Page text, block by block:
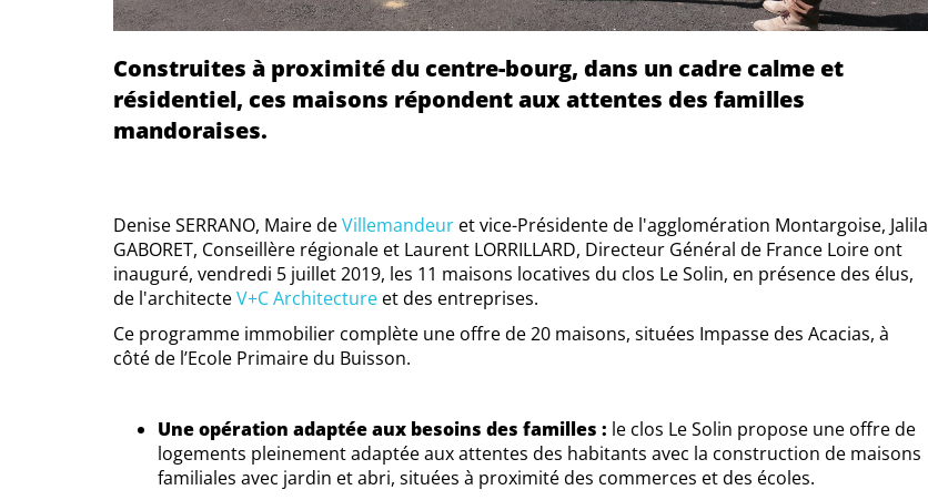
Construites à proximité du centre-bourg, dans un cadre calme et
résidentiel, ces maisons répondent aux attentes des familles
mandoraises.
Denise SERRANO, Maire deVillemandeur et vice-Présidente de l'agglomération Montargoise, Jalila
GABORET, Conseillère régionale et Laurent LORRILLARD, Directeur Général de France Loire ont
inauguré, vendredi 5 juillet 2019, les 11 maisons locatives du clos Le Solin, en présence des élus,
de l'architecteV+C Architecture et des entreprises.
Ce programme immobilier complète une offre de 20 maisons, situées Impasse des Acacias, à
côté de l’Ecole Primaire du Buisson.
Une opération adaptée aux besoins des familles : le clos Le Solin propose une offre de
logements pleinement adaptée aux attentes des habitants avec la construction de maisons
familiales avec jardin et abri, situées à proximité des commerces et des écoles.